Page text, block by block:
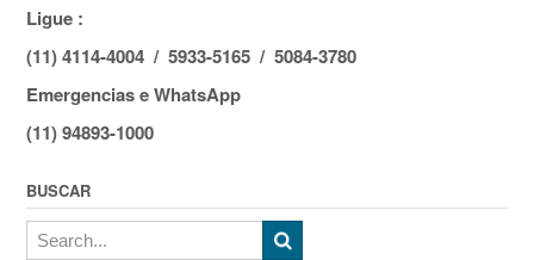
Ligue :
(11) 4114-4004 / 5933-5165 / 5084-3780
Emergencias e WhatsApp
(11) 94893-1000
BUSCAR